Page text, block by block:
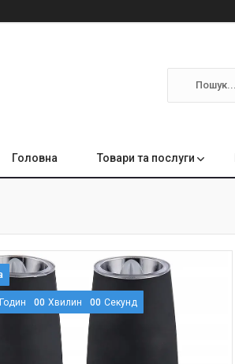
Головна Товари та послуги
Годин 00 Хвилин 00 Секунд